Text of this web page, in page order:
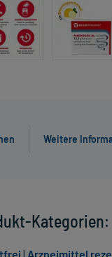
Weitere
Kategorien:
| Arzneimittel